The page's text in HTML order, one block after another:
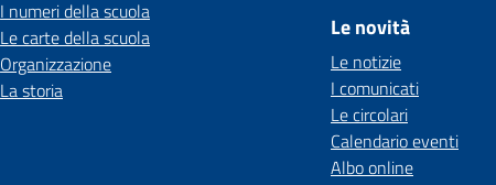
I numeri della scuola
Le carte della scuola
Organizzazione
La storia
Le novità
Le notizie
I comunicati
Le circolari
Calendario eventi
Albo online